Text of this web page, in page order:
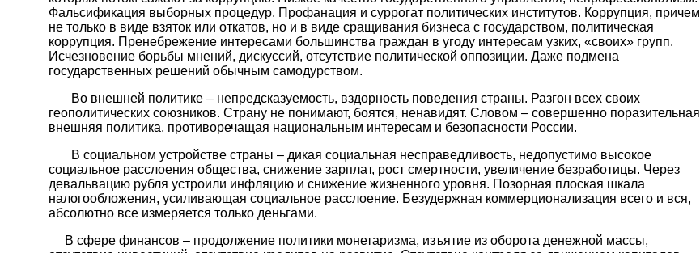
Фальсификация выборных процедур. Профанация и суррогат политических институтов. Коррупция, причем
не только в виде взяток или откатов, но и в виде сращивания бизнеса с государством, политическая
коррупция. Пренебрежение интересами большинства граждан в угоду интересам узких, «своих» групп.
Исчезновение борьбы мнений, дискуссий, отсутствие политической оппозиции. Даже подмена
государственных решений обычным самодурством.
Во внешней политике – непредсказуемость, вздорность поведения страны. Разгон всех своих
геополитических союзников. Страну не понимают, боятся, ненавидят. Словом – совершенно поразительная
внешняя политика, противоречащая национальным интересам и безопасности России.
В социальном устройстве страны – дикая социальная несправедливость, недопустимо высокое
социальное расслоения общества, снижение зарплат, рост смертности, увеличение безработицы. Через
девальвацию рубля устроили инфляцию и снижение жизненного уровня. Позорная плоская шкала
налогообложения, усиливающая социальное расслоение. Безудержная коммерционализация всего и вся,
абсолютно все измеряется только деньгами.
В сфере финансов – продолжение политики монетаризма, изъятие из оборота денежной массы,